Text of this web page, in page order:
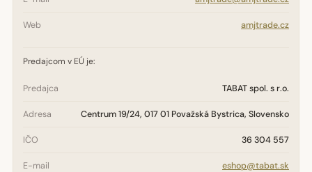
Web amjtrade.cz
Predajcom v EÚ je:
Predajca TABAT spol. s r.o.
Adresa Centrum 19/24, 017 01 Považská Bystrica, Slovensko
IČO 36 304 557
E-mail eshop@tabat.sk